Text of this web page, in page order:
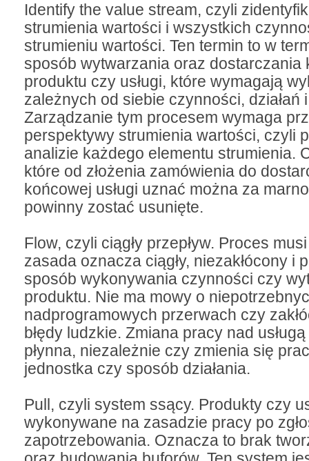
Identify the value stream, czyli
strumienia wartości i wszystkich
strumieniu wartości. Ten termin to w
sposób wytwarzania oraz dostarczania
produktu czy usługi, które wymagają
zależnych od siebie czynności, działań
Zarządzanie tym procesem wymaga
perspektywy strumienia wartości, czyli
analizie każdego elementu strumienia.
które od złożenia zamówienia do
końcowej usługi uznać można za
powinny zostać usunięte.
Flow, czyli ciągły przepływ. Proces musi
zasada oznacza ciągły, niezakłócony i
sposób wykonywania czynności czy
produktu. Nie ma mowy o
nadprogramowych przerwach czy
błędy ludzkie. Zmiana pracy nad
płynna, niezależnie czy zmienia się
jednostka czy sposób działania.
Pull, czyli system ssący. Produkty czy
wykonywane na zasadzie pracy po
zapotrzebowania. Oznacza to brak